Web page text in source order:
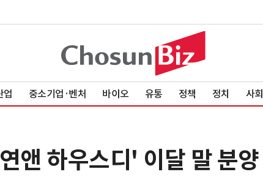
업 중소기업·벤처 바이오 유통 정책 정치 사회
앤 하우스디' 이달 말 분양